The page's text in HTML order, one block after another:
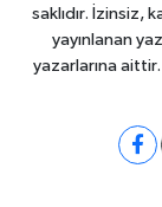
saklıdır. İzinsiz,
yayınlanan
yazarlarına aittir.